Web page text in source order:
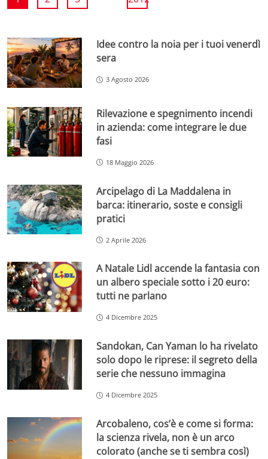
Idee contro la noia per i tuoi venerdì
sera
3 Agosto 2026
Rilevazione e spegnimento incendi
in azienda: come integrare le due
fasi
18 Maggio 2026
Arcipelago di La Maddalena in
barca: itinerario, soste e consigli
pratici
2 Aprile 2026
A Natale Lidl accende la fantasia con
un albero speciale sotto i 20 euro:
tutti ne parlano
4 Dicembre 2025
Sandokan, Can Yaman lo ha rivelato
solo dopo le riprese: il segreto della
serie che nessuno immagina
4 Dicembre 2025
Arcobaleno, cos’è e come si forma:
la scienza rivela, non è un arco
colorato (anche se ti sembra così)